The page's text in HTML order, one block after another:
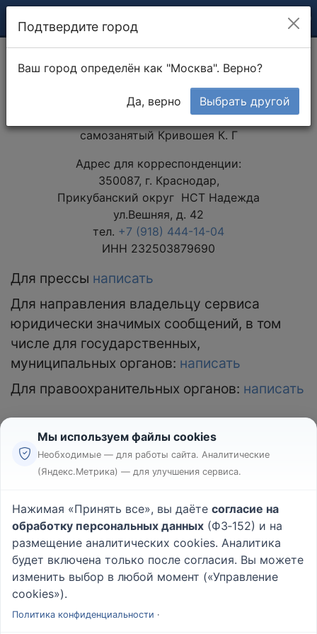
О проекте
Контактная информация
самозанятый Кривошея К. Г
Адрес для корреспонденции:
350087, г. Краснодар,
Прикубанский округ НСТ Надежда
ул.Вешняя, д. 42
тел. +7 (918) 444-14-04
ИНН 232503879690
Для прессы написать
Для направления владельцу сервиса
юридически значимых сообщений, в том
числе для государственных,
муниципальных органов: написать
Для правоохранительных органов: написать
Реклама
Пользовательское соглашение
Политика конфиденциальности
Вопрос - Ответ|О проекте
Подтвердите город
Ваш город определён как "Москва". Верно?
Да, верно Выбрать другой
Мы используем файлы cookies
Необходимые — для работы сайта. Аналитические
(Яндекс.Метрика) — для улучшения сервиса.
Нажимая «Принять все», вы даёте согласие на
обработку персональных данных (ФЗ‑152) и на
размещение аналитических cookies. Аналитика
будет включена только после согласия. Вы можете
изменить выбор в любой момент («Управление
cookies»).
Политика конфиденциальности ·